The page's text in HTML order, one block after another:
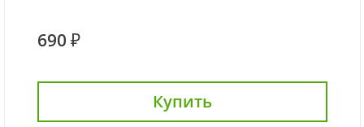
690 ₽
Купить